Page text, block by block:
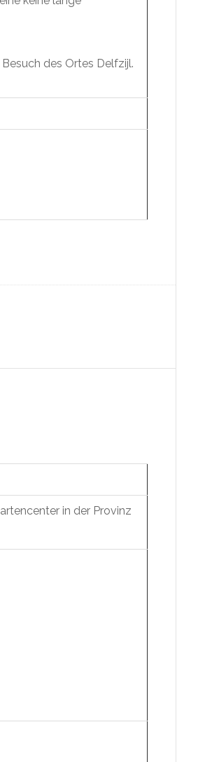
des Ortes Delfzijl.
in der Provinz